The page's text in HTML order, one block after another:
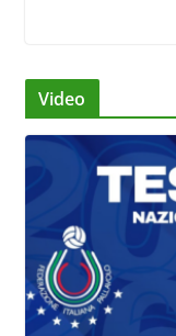
Video